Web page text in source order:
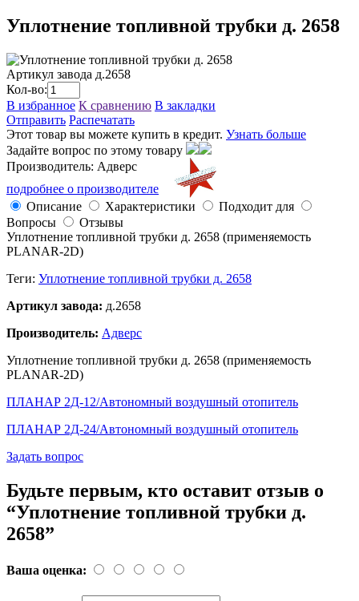
Уплотнение топливной трубки д. 2658
Артикул завода д.2658
Кол-во:
В избранное К сравнению В закладки
Отправить Распечатать
Этот товар вы можете купить в кредит. Узнать больше
Задайте вопрос по этому товару
Производитель: Адверс
подробнее о производителе
Описание
Характеристики
Подходит для
Вопросы
Отзывы
Уплотнение топливной трубки д. 2658 (применяемость
PLANAR-2D)
Теги: Уплотнение топливной трубки д. 2658
Артикул завода: д.2658
Производитель: Адверс
Уплотнение топливной трубки д. 2658 (применяемость
PLANAR-2D)
ПЛАНАР 2Д-12/Автономный воздушный отопитель
ПЛАНАР 2Д-24/Автономный воздушный отопитель
Задать вопрос
Будьте первым, кто оставит отзыв о
“Уплотнение топливной трубки д.
2658”
Ваша оценка: